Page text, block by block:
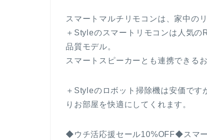
スマートマルチリモコンは、家中の
＋Styleのスマートリモコンは人気
品質モデル。
スマートスピーカーとも連携できる
＋Styleのロボット掃除機は安価で
りお部屋を快適にしてくれます。
◆ウチ活応援セール10%OFF◆スマ